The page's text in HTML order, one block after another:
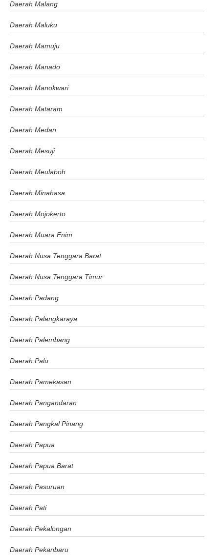
Daerah Malang
Daerah Maluku
Daerah Mamuju
Daerah Manado
Daerah Manokwari
Daerah Mataram
Daerah Medan
Daerah Mesuji
Daerah Meulaboh
Daerah Minahasa
Daerah Mojokerto
Daerah Muara Enim
Daerah Nusa Tenggara Barat
Daerah Nusa Tenggara Timur
Daerah Padang
Daerah Palangkaraya
Daerah Palembang
Daerah Palu
Daerah Pamekasan
Daerah Pangandaran
Daerah Pangkal Pinang
Daerah Papua
Daerah Papua Barat
Daerah Pasuruan
Daerah Pati
Daerah Pekalongan
Daerah Pekanbaru